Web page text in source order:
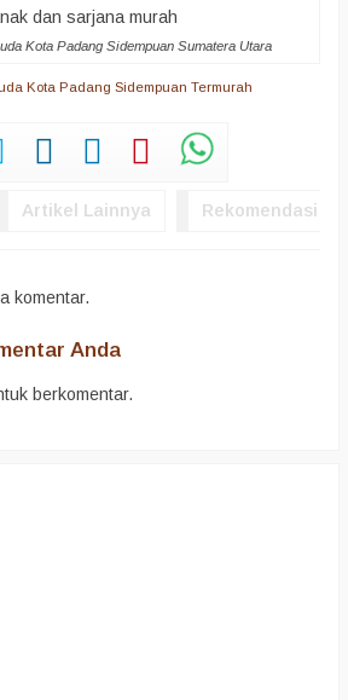
Kota Padang Sidempuan Sumatera Utara
Kota Padang Sidempuan Termurah
Artikel Lainnya Rekomendasi
komentar.
Anda
berkomentar.